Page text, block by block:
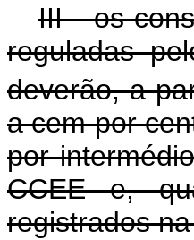
III - os
reguladas
deverão, a
a cem por
por
CCEE e,
registrados